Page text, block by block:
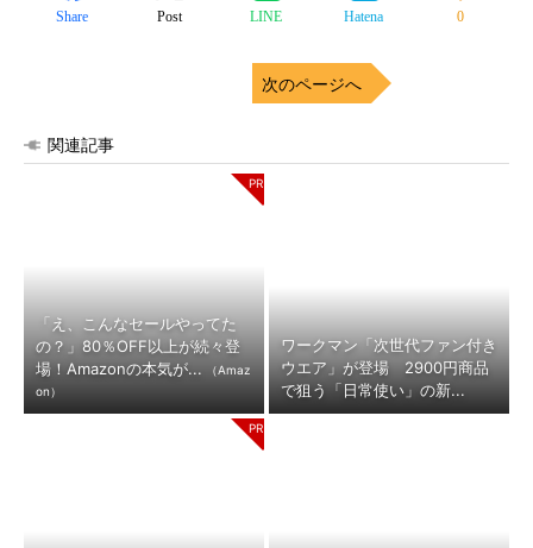
Share Post LINE Hatena 0
次のページへ
関連記事
「え、こんなセールやってた
の？」80％OFF以上が続々登
場！Amazonの本気が...
（Amaz
on）
ワークマン「次世代ファン付き
ウエア」が登場 2900円商品
で狙う「日常使い」の新...